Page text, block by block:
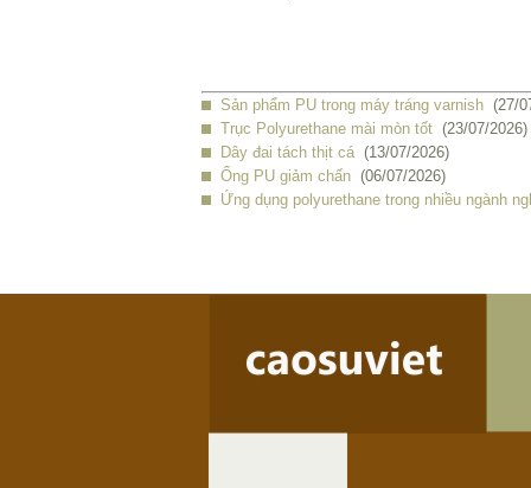
Sản phẩm PU trong máy tráng varnish (27/
Trục Polyurethane mài mòn tốt (23/07/2026)
Dây đai tách thịt cá (13/07/2026)
Ống PU giảm chấn (06/07/2026)
Ứng dụng polyurethane trong nhiều ngành